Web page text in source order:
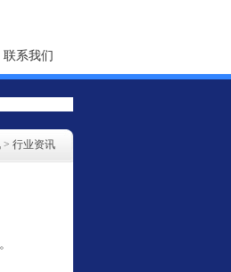
联系我们
> 行业资讯